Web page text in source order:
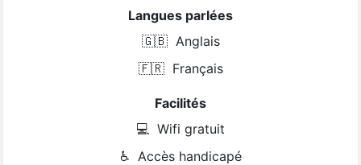
Langues parlées
🇬🇧 Anglais
🇫🇷 Français
Facilités
💻 Wifi gratuit
♿ Accès handicapé